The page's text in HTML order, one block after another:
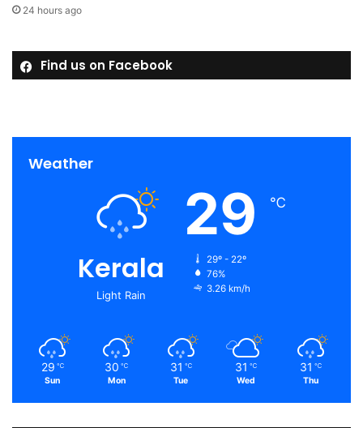
24 hours ago
Find us on Facebook
Weather
Kerala
Light Rain
29 ℃
29º - 22º
76%
3.26 km/h
29 ℃
Sun
30 ℃
Mon
31 ℃
Tue
31 ℃
Wed
31 ℃
Thu